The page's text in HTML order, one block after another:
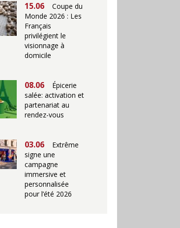
15.06
Coupe du
Monde 2026 : Les
Français
privilégient le
visionnage à
domicile
08.06
Épicerie
salée: activation et
partenariat au
rendez-vous
03.06
Extrême
signe une
campagne
immersive et
personnalisée
pour l’été 2026